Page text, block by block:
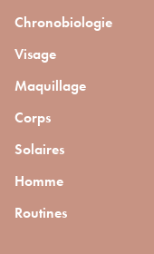
Chronobiologie
Visage
Maquillage
Corps
Solaires
Homme
Routines